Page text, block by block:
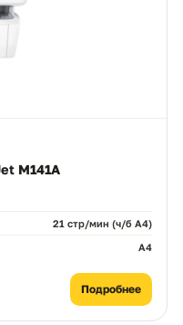
M141A
21 стр/мин (ч/б А4)
A4
Подробнее